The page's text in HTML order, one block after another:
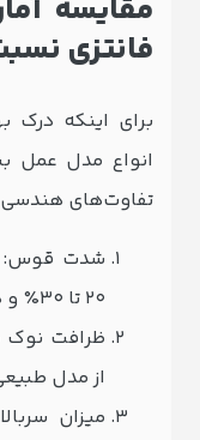
مقایسه
فانتزی
برای اینکه درک
انواع مدل عمل
تفاوت‌های هندسی
ظرافت نوک
از مدل
میزان